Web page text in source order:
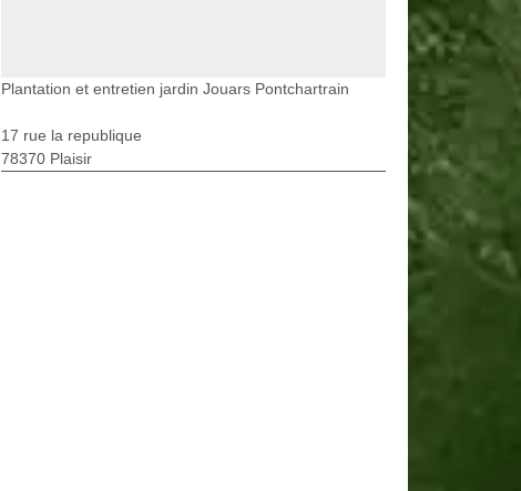
Plantation et entretien jardin Jouars Pontchartrain
17 rue la republique
78370 Plaisir